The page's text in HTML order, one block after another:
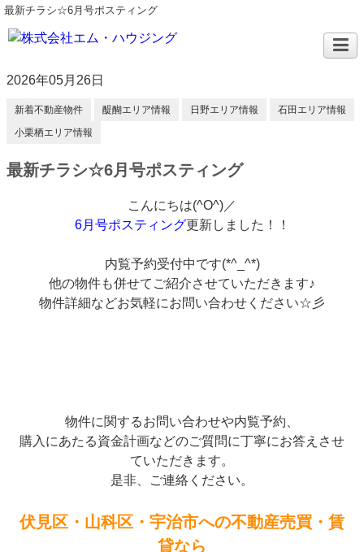
最新チラシ☆6月号ポスティング
2026年05月26日
新着不動産物件 醍醐エリア情報 日野エリア情報
石田エリア情報
小栗栖エリア情報
最新チラシ☆6月号ポスティング
こんにちは(^O^)／
6月号ポスティング更新しました！！
内覧予約受付中です(*^_^*)
他の物件も併せてご紹介させていただきます♪
物件詳細などお気軽にお問い合わせください☆彡
物件に関するお問い合わせや内覧予約、
購入にあたる資金計画などのご質問に丁寧にお答えさせ
ていただきます。
是非、ご連絡ください。
伏見区・山科区・宇治市への不動産売買・賃
貸なら